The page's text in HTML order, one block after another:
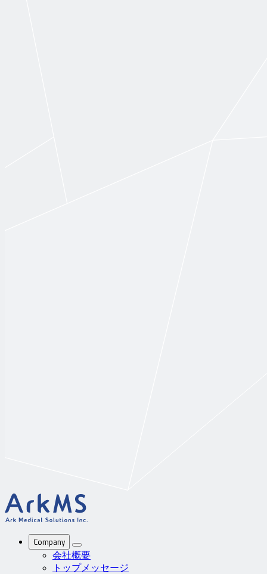
Company
会社概要
トップメッセージ